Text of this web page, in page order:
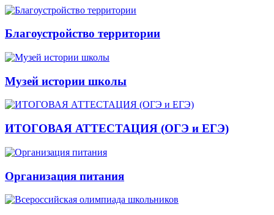
Благоустройство территории
Музей истории школы
ИТОГОВАЯ АТТЕСТАЦИЯ (ОГЭ и ЕГЭ)
Организация питания